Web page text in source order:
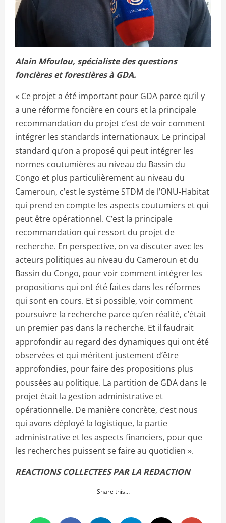
Alain Mfoulou, spécialiste des questions
foncières et forestières à GDA.
« Ce projet a été important pour GDA parce qu’il y
a une réforme foncière en cours et la principale
recommandation du projet c’est de voir comment
intégrer les standards internationaux. Le principal
standard qu’on a proposé qui peut intégrer les
normes coutumières au niveau du Bassin du
Congo et plus particulièrement au niveau du
Cameroun, c’est le système STDM de l’ONU-Habitat
qui prend en compte les aspects coutumiers et qui
peut être opérationnel. C’est la principale
recommandation qui ressort du projet de
recherche. En perspective, on va discuter avec les
acteurs politiques au niveau du Cameroun et du
Bassin du Congo, pour voir comment intégrer les
propositions qui ont été faites dans les réformes
qui sont en cours. Et si possible, voir comment
poursuivre la recherche parce qu’en réalité, c’était
un premier pas dans la recherche. Et il faudrait
approfondir au regard des dynamiques qui ont été
observées et qui méritent justement d’être
approfondies, pour faire des propositions plus
poussées au politique. La partition de GDA dans le
projet était la gestion administrative et
opérationnelle. De manière concrète, c’est nous
qui avons déployé la logistique, la partie
administrative et les aspects financiers, pour que
les recherches puissent se faire au quotidien ».
REACTIONS COLLECTEES PAR LA REDACTION
Share this…